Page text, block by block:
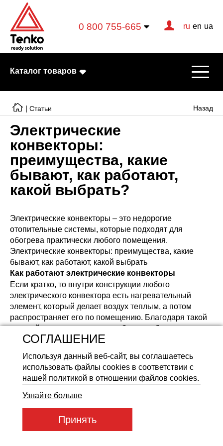
0 800 755-665 ru en ua
Каталог товаров
Электрические котлы
Электрические тэны
Конвекторы
Тепловентиляторы
Готовые решения
Аккумуляторные батареи
Назад
| Статьи
Электрические
конвекторы:
преимущества, какие
бывают, как работают,
какой выбрать?
Электрические конвекторы – это недорогие
отопительные системы, которые подходят для
обогрева практически любого помещения.
Электрические конвекторы: преимущества, какие
бывают, как работают, какой выбрать
Как работают электрические конвекторы
Если кратко, то внутри конструкции любого
электрического конвектора есть нагревательный
элемент, который делает воздух теплым, а потом
распространяет его по помещению. Благодаря такой
простой системе, помещение быстро обогревается,
практически сразу после включения устройства в
электрический конвектор, тем эффективнее он будет
работать: потому что холодный воздух по плотности
тяжелее, чем теплый.
Преимущества
нагревательный элемент внутри, т.е. ни вы, ни ваши
дети, не смогут не нарочно обжечься во время работы
СОГЛАШЕНИЕ
Используя данный веб-сайт, вы соглашаетесь
использовать файлы cookies в соответствии с
нашей политикой в отношении файлов cookies.
Узнайте больше
Принять